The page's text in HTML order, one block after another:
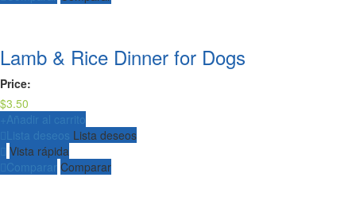
Lamb & Rice Dinner for Dogs
Price:
$3.50
+ Añadir al carrito
Lista deseos Lista deseos
Vista rápida
Comparar Comparar